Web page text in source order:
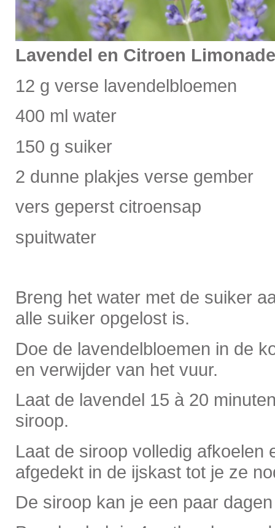
Lavendel en Citroen Limonade
12 g verse lavendelbloemen
400 ml water
150 g suiker
2 dunne plakjes verse gember
vers geperst citroensap
spuitwater
Breng het water met de suiker
alle suiker opgelost is.
Doe de lavendelbloemen in de
en verwijder van het vuur.
Laat de lavendel 15 à 20
siroop.
Laat de siroop volledig afkoelen
afgedekt in de ijskast tot je ze
De siroop kan je een paar